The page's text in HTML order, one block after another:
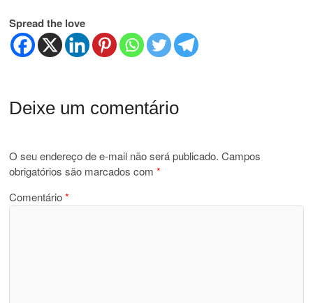
Spread the love
Deixe um comentário
O seu endereço de e-mail não será publicado. Campos
obrigatórios são marcados com*
Comentário*